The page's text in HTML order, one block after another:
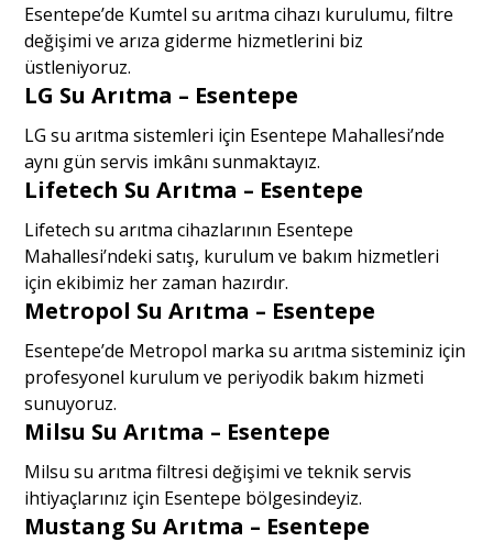
Esentepe’de Kumtel su arıtma cihazı kurulumu, filtre
değişimi ve arıza giderme hizmetlerini biz
üstleniyoruz.
LG Su Arıtma – Esentepe
LG su arıtma sistemleri için Esentepe Mahallesi’nde
aynı gün servis imkânı sunmaktayız.
Lifetech Su Arıtma – Esentepe
Lifetech su arıtma cihazlarının Esentepe
Mahallesi’ndeki satış, kurulum ve bakım hizmetleri
için ekibimiz her zaman hazırdır.
Metropol Su Arıtma – Esentepe
Esentepe’de Metropol marka su arıtma sisteminiz için
profesyonel kurulum ve periyodik bakım hizmeti
sunuyoruz.
Milsu Su Arıtma – Esentepe
Milsu su arıtma filtresi değişimi ve teknik servis
ihtiyaçlarınız için Esentepe bölgesindeyiz.
Mustang Su Arıtma – Esentepe